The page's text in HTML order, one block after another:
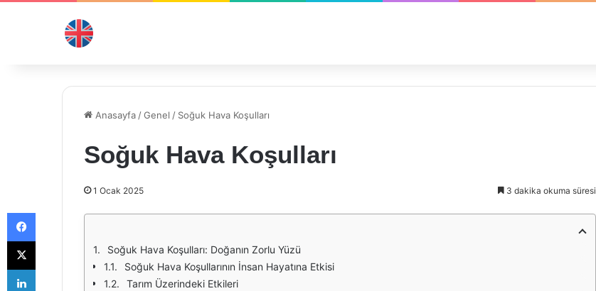
Anasayfa /Genel / Soğuk Hava Koşulları
Soğuk Hava Koşulları
1 Ocak 2025 3 dakika okuma süresi
Soğuk Hava Koşulları: Doğanın Zorlu Yüzü
Soğuk Hava Koşullarının İnsan Hayatına Etkisi
Tarım Üzerindeki Etkileri
Facebook
X
LinkedIn